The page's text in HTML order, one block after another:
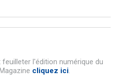
feuilleter l'édition numérique du
cliquez ici.